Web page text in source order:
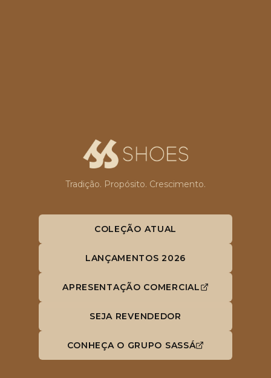
SS Shoes — Links e Contatos
Tradição. Propósito. Crescimento.
COLEÇÃO ATUAL
LANÇAMENTOS 2026
APRESENTAÇÃO COMERCIAL
SEJA REVENDEDOR
CONHEÇA O GRUPO SASSÁ